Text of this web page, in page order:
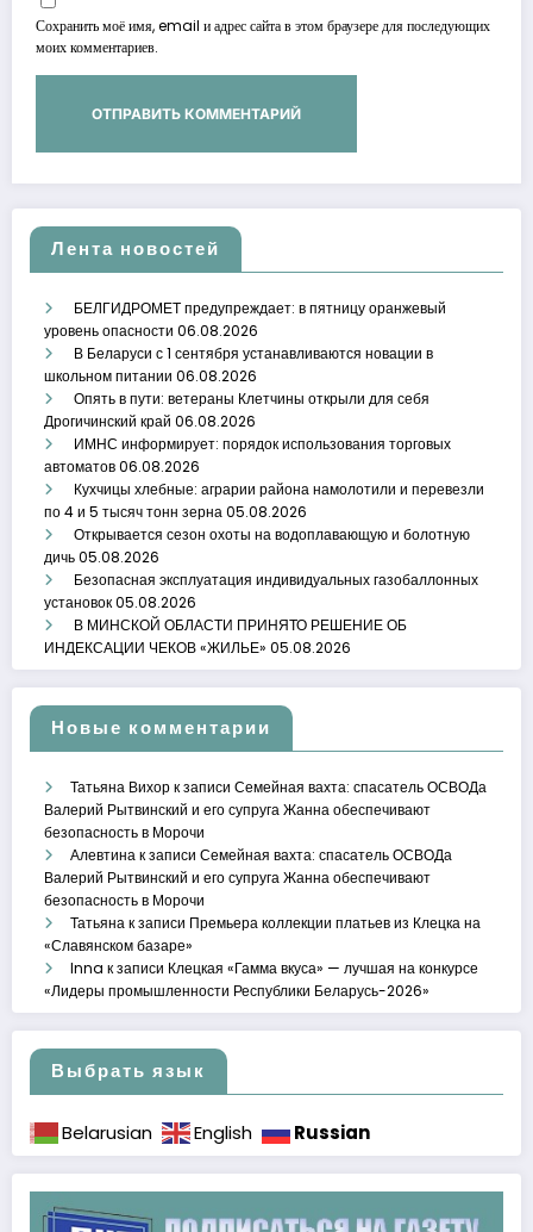
Сохранить моё имя, email и адрес сайта в этом браузере для последующих
моих комментариев.
Лента новостей
БЕЛГИДРОМЕТ предупреждает: в пятницу оранжевый
уровень опасности 06.08.2026
В Беларуси с 1 сентября устанавливаются новации в
школьном питании 06.08.2026
Опять в пути: ветераны Клетчины открыли для себя
Дрогичинский край 06.08.2026
ИМНС информирует: порядок использования торговых
автоматов06.08.2026
Кухчицы хлебные: аграрии района намолотили и перевезли
по 4 и 5 тысяч тонн зерна05.08.2026
Открывается сезон охоты на водоплавающую и болотную
дичь05.08.2026
Безопасная эксплуатация индивидуальных газобаллонных
установок05.08.2026
В МИНСКОЙ ОБЛАСТИ ПРИНЯТО РЕШЕНИЕ ОБ
ИНДЕКСАЦИИ ЧЕКОВ «ЖИЛЬЕ» 05.08.2026
Новые комментарии
Татьяна Вихорк записи Семейная вахта: спасатель ОСВОДа
Валерий Рытвинский и его супруга Жанна обеспечивают
безопасность в Морочи
Алевтинак записи Семейная вахта: спасатель ОСВОДа
Валерий Рытвинский и его супруга Жанна обеспечивают
безопасность в Морочи
Татьянак записи Премьера коллекции платьев из Клецка на
«Славянском базаре»
Inna к записи Клецкая «Гамма вкуса» — лучшая на конкурсе
«Лидеры промышленности Республики Беларусь-2026»
Выбрать язык
Belarusian English Russian